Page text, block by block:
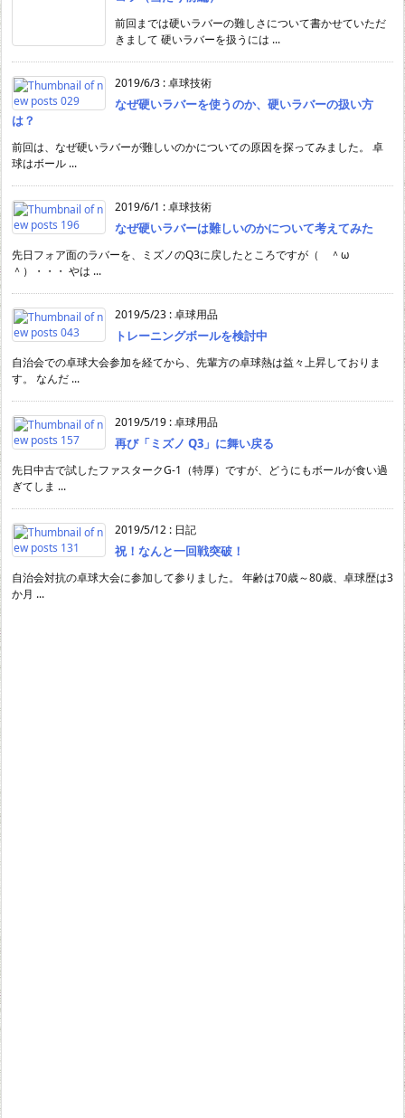
前回までは硬いラバーの難しさについて書かせていただ
きまして 硬いラバーを扱うには ...
2019/6/3 :卓球技術
なぜ硬いラバーを使うのか、硬いラバーの扱い方
は？
前回は、なぜ硬いラバーが難しいのかについての原因を探ってみました。 卓
球はボール ...
2019/6/1 :卓球技術
なぜ硬いラバーは難しいのかについて考えてみた
先日フォア面のラバーを、ミズノのQ3に戻したところですが（ ＾ω
＾）・・・ やは ...
2019/5/23 :卓球用品
トレーニングボールを検討中
自治会での卓球大会参加を経てから、先輩方の卓球熱は益々上昇しておりま
す。 なんだ ...
2019/5/19 :卓球用品
再び「ミズノ Q3」に舞い戻る
先日中古で試したファスタークG-1（特厚）ですが、どうにもボールが食い過
ぎてしま ...
2019/5/12 : 日記
祝！なんと一回戦突破！
自治会対抗の卓球大会に参加して参りました。 年齢は70歳～80歳、卓球歴は3
か月 ...